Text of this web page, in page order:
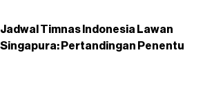
Jadwal Timnas Indonesia Lawan
Singapura: Pertandingan Penentu